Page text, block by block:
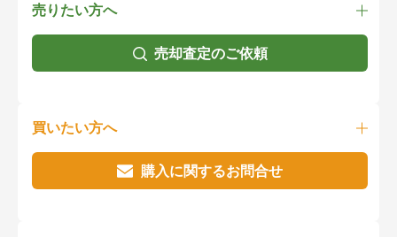
売りたい方へ
売却査定のご依頼
買いたい方へ
購入に関するお問合せ